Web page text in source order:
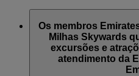
Os membros
Milhas Skywards
excursões e
atendimento da